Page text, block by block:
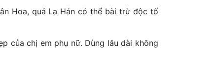
Hoa, quả La Hán có thể bài trừ độc tố
của chị em phụ nữ. Dùng lâu dài không